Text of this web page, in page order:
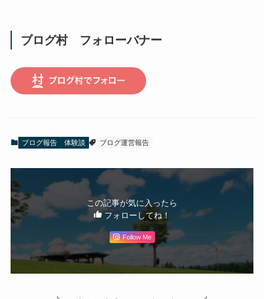
ブログ村 フォローバナー
ブログ報告 体験談 ブログ運営報告
この記事が気に入ったら
フォローしてね！
Follow Me